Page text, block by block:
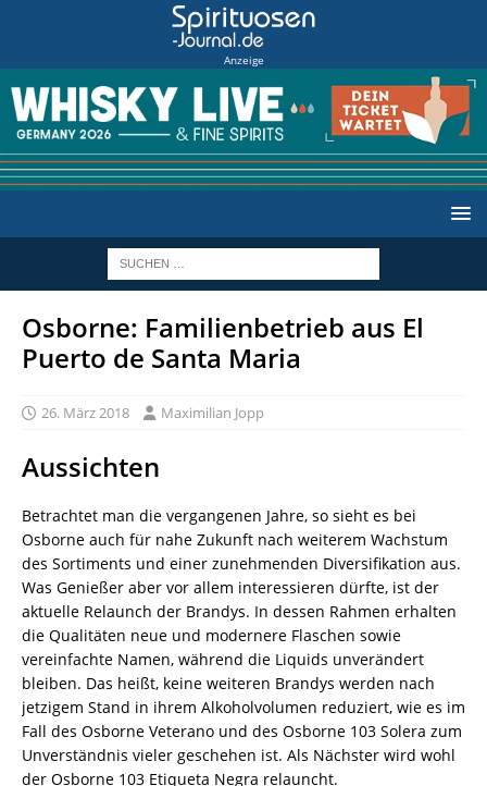
Anzeige
Osborne: Familienbetrieb aus El
Puerto de Santa Maria
26. März 2018 Maximilian Jopp
Aussichten
Betrachtet man die vergangenen Jahre, so sieht es bei
Osborne auch für nahe Zukunft nach weiterem Wachstum
des Sortiments und einer zunehmenden Diversifikation aus.
Was Genießer aber vor allem interessieren dürfte, ist der
aktuelle Relaunch der Brandys. In dessen Rahmen erhalten
die Qualitäten neue und modernere Flaschen sowie
vereinfachte Namen, während die Liquids unverändert
bleiben. Das heißt, keine weiteren Brandys werden nach
jetzigem Stand in ihrem Alkoholvolumen reduziert, wie es im
Fall des Osborne Veterano und des Osborne 103 Solera zum
Unverständnis vieler geschehen ist. Als Nächster wird wohl
der Osborne 103 Etiqueta Negra relauncht.